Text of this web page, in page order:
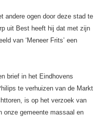
andere ogen door deze stad te
uit Best heeft hij dat met zijn
van ‘Meneer Frits’ een
brief in het Eindhovens
te verhuizen van de Markt
is op het verzoek van
onze gemeente massaal en